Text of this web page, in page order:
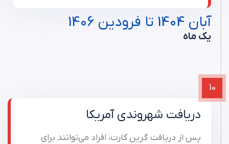
آبان 1404 تا فرودین 1406
یک ماه
10
دریافت شهروندی آمریکا
پس از دریافت گرین کارت، افراد می‌توانند برای